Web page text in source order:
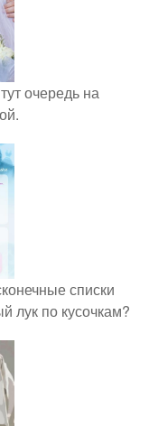
очередь на
списки
лук по кусочкам?